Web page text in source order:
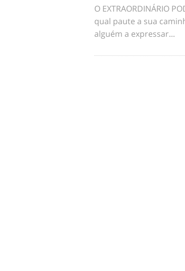
O EXTRAORDINÁRIO
qual paute a sua
alguém a expressar...